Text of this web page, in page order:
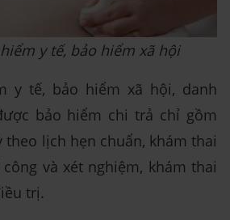
y tế, bảo hiểm xã hội
y tế, bảo hiểm xã hội, danh
bảo hiểm chi trả chỉ gồm
theo lịch hẹn chuẩn, khám thai
và xét nghiệm, khám thai
trị.